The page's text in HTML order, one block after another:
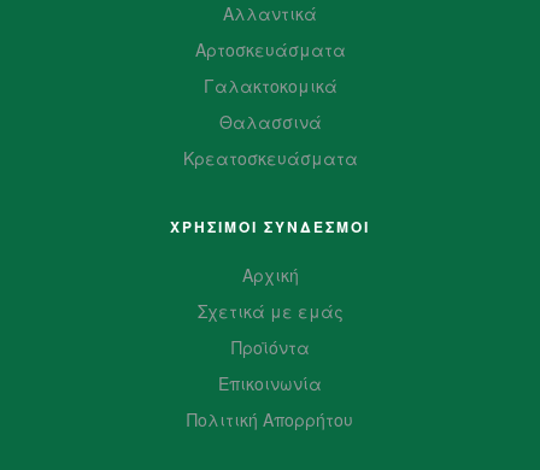
Αλλαντικά
Αρτοσκευάσματα
Γαλακτοκομικά
Θαλασσινά
Κρεατοσκευάσματα
ΧΡΗΣΙΜΟΙ ΣΥΝΔΕΣΜΟΙ
Αρχική
Σχετικά με εμάς
Προϊόντα
Επικοινωνία
Πολιτική Απορρήτου